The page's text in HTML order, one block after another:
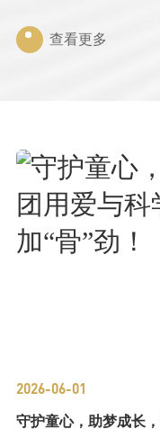
查看更多
2026-06-01
守护童心，助梦成长